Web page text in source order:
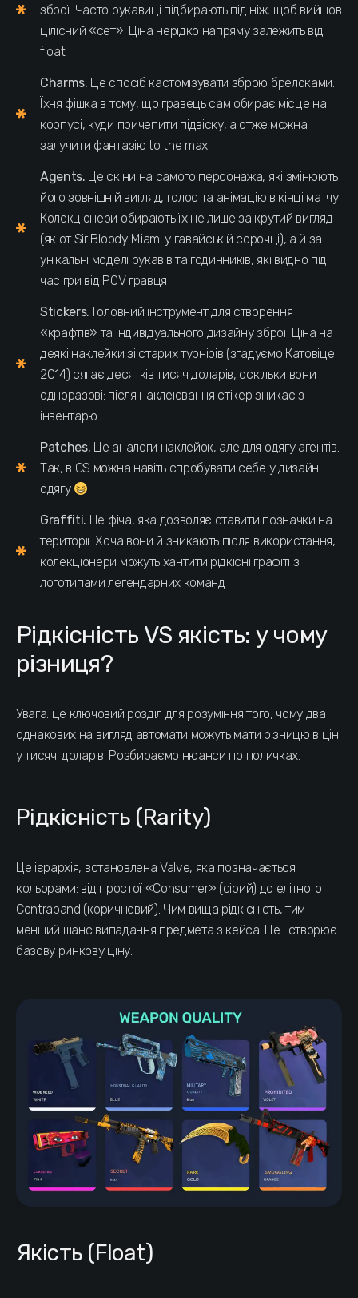
зброї. Часто рукавиці підбирають під ніж, щоб вийшов
цілісний «сет». Ціна нерідко напряму залежить від
float
Charms. Це спосіб кастомізувати зброю брелоками.
Їхня фішка в тому, що гравець сам обирає місце на
корпусі, куди причепити підвіску, а отже можна
залучити фантазію to the max
Agents. Це скіни на самого персонажа, які змінюють
його зовнішній вигляд, голос та анімацію в кінці матчу.
Колекціонери обирають їх не лише за крутий вигляд
(як от Sir Bloody Miami у гавайській сорочці), а й за
унікальні моделі рукавів та годинників, які видно під
час гри від POV гравця
Stickers. Головний інструмент для створення
«крафтів» та індивідуального дизайну зброї. Ціна на
деякі наклейки зі старих турнірів (згадуємо Катовіце
2014) сягає десятків тисяч доларів, оскільки вони
одноразові: після наклеювання стікер зникає з
інвентарю
Patches. Це аналоги наклейок, але для одягу агентів.
Так, в CS можна навіть спробувати себе у дизайні
одягу
Graffiti. Це фіча, яка дозволяє ставити позначки на
території. Хоча вони й зникають після використання,
колекціонери можуть хантити рідкісні графіті з
логотипами легендарних команд
Рідкісність VS якість: у чому
різниця?
Увага: це ключовий розділ для розуміння того, чому два
однакових на вигляд автомати можуть мати різницю в ціні
у тисячі доларів. Розбираємо нюанси по поличках.
Рідкісність (Rarity)
Це ієрархія, встановлена Valve, яка позначається
кольорами: від простої «Consumer» (сірий) до елітного
Contraband (коричневий). Чим вища рідкісність, тим
менший шанс випадання предмета з кейса. Це і створює
базову ринкову ціну.
Якість (Float)